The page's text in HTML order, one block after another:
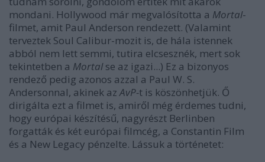
mondani. Hollywood már megvalósította a Mortal-
filmet, amit Paul Anderson rendezett. (Valamint
terveztek Soul Calibur-mozit is, de hála istennek
abból nem lett semmi, tutira elcsesznék, mert sok
tekintetben a Mortalse az igazi...) Ez a bizonyos
rendező pedig azonos azzal a Paul W. S.
Andersonnal, akinek azAvP-t is köszönhetjük. Ő
dirigálta ezt a filmet is, amiről még érdemes tudni,
hogy európai készítésű, nagyrészt Berlinben
forgatták és két európai filmcég, a Constantin Film
és a New Legacy pénzelte. Lássuk a történetet: